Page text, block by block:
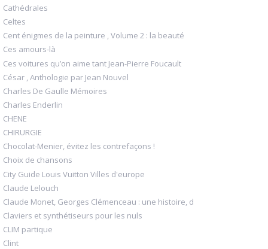
Cathédrales
Celtes
Cent énigmes de la peinture , Volume 2 : la beauté
Ces amours-là
Ces voitures qu’on aime tant Jean-Pierre Foucault
César , Anthologie par Jean Nouvel
Charles De Gaulle Mémoires
Charles Enderlin
CHENE
CHIRURGIE
Chocolat-Menier, évitez les contrefaçons !
Choix de chansons
City Guide Louis Vuitton Villes d'europe
Claude Lelouch
Claude Monet, Georges Clémenceau : une histoire, d
Claviers et synthétiseurs pour les nuls
CLIM partique
Clint